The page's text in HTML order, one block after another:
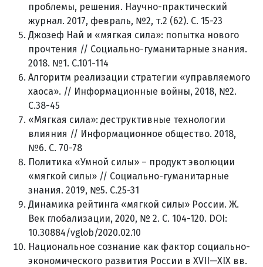
проблемы, решения. Научно-практический
журнал. 2017, февраль, №2, т.2 (62). С. 15-23
Джозеф Най и «мягкая сила»: попытка нового
прочтения // Социально-гуманитарные знания.
2018. №1. С.101-114
Алгоритм реализации стратегии «управляемого
хаоса». // Информационные войны, 2018, №2.
С.38-45
«Мягкая сила»: деструктивные технологии
влияния // Информационное общество. 2018,
№6. С. 70-78
Политика «Умной силы» – продукт эволюции
«мягкой силы» // Социально-гуманитарные
знания. 2019, №5. С.25-31
Динамика рейтинга «мягкой силы» России. Ж.
Век глобализации, 2020, № 2. С. 104-120. DOI:
10.30884/vglob/2020.02.10
Национальное сознание как фактор социально-
экономического развития России в XVII—XIX вв.